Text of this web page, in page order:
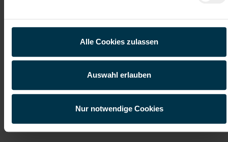
Alle Cookies zulassen
Auswahl erlauben
Nur notwendige Cookies